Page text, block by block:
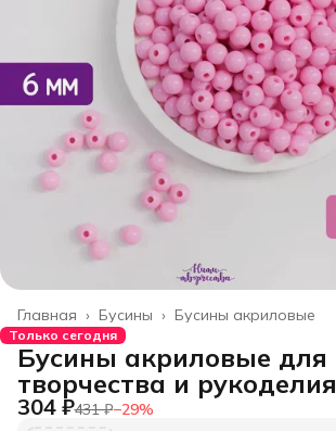
Бусины акриловые
Бусины ›
Главная ›
Только сегодня
Бусины акриловые для
творчества и рукоделия
304 ₽431 ₽−29%